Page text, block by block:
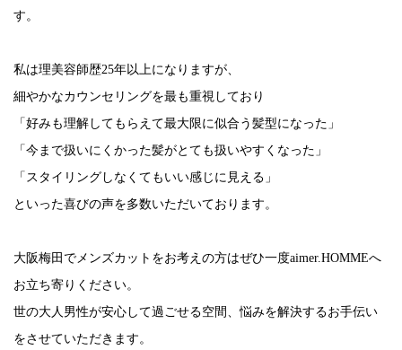
す。
私は理美容師歴25年以上になりますが、
細やかなカウンセリングを最も重視しており
「好みも理解してもらえて最大限に似合う髪型になった」
「今まで扱いにくかった髪がとても扱いやすくなった」
「スタイリングしなくてもいい感じに見える」
といった喜びの声を多数いただいております。
大阪梅田でメンズカットをお考えの方はぜひ一度aimer.HOMMEへ
お立ち寄りください。
世の大人男性が安心して過ごせる空間、悩みを解決するお手伝い
をさせていただきます。